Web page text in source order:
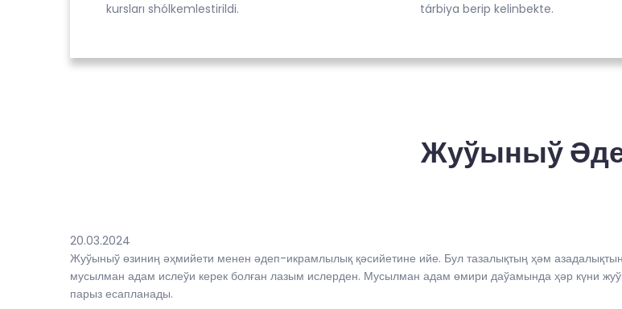
kursları shólkemlestirildi.
tárbiya berip kelinbekte.
Жуўыныў
20.03.2024
Жуўыныў өзиниң әҳмийети менен әдеп-икрамлылық қәсийетине ийе. Бул тазалықтың ҳәм
мусылман адам ислеўи керек болған лазым ислерден. Мусылман адам өмири даўамында ҳәр күни
парыз есапланады.